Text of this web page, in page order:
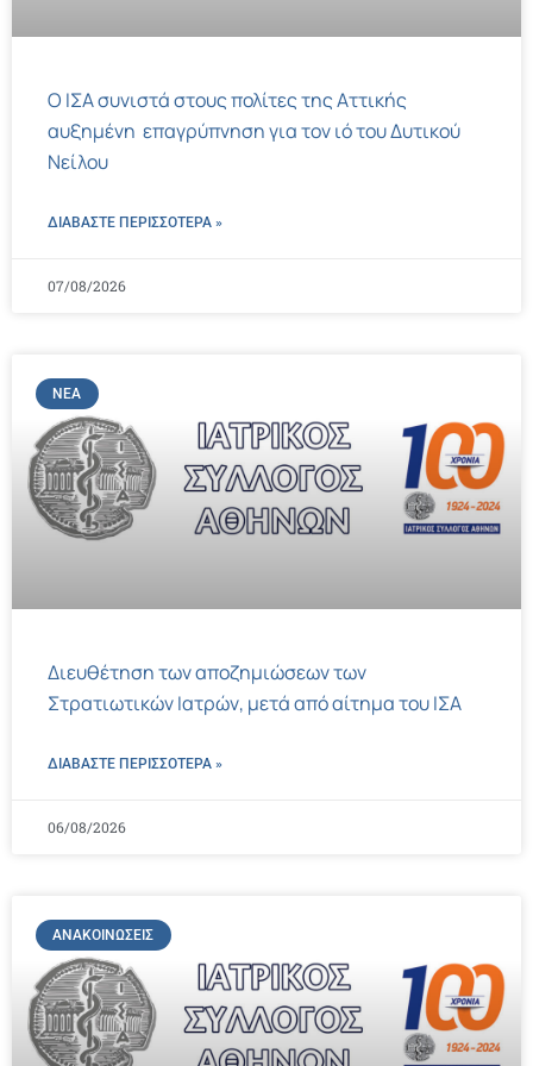
Ο ΙΣΑ συνιστά στους πολίτες της Αττικής
αυξημένη επαγρύπνηση για τον ιό του Δυτικού
Νείλου
ΔΙΑΒΑΣΤΕ ΠΕΡΙΣΣΌΤΕΡΑ »
07/08/2026
ΝΈΑ
Διευθέτηση των αποζημιώσεων των
Στρατιωτικών Ιατρών, μετά από αίτημα του ΙΣΑ
ΔΙΑΒΑΣΤΕ ΠΕΡΙΣΣΌΤΕΡΑ »
06/08/2026
ΑΝΑΚΟΙΝΏΣΕΙΣ